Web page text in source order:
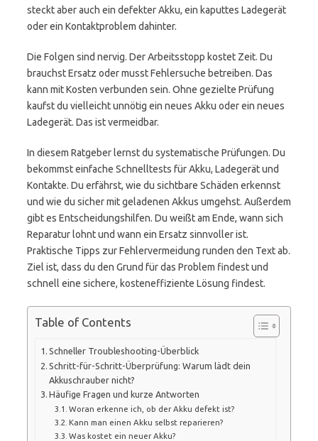
steckt aber auch ein defekter Akku, ein kaputtes Ladegerät
oder ein Kontaktproblem dahinter.
Die Folgen sind nervig. Der Arbeitsstopp kostet Zeit. Du
brauchst Ersatz oder musst Fehlersuche betreiben. Das
kann mit Kosten verbunden sein. Ohne gezielte Prüfung
kaufst du vielleicht unnötig ein neues Akku oder ein neues
Ladegerät. Das ist vermeidbar.
In diesem Ratgeber lernst du systematische Prüfungen. Du
bekommst einfache Schnelltests für Akku, Ladegerät und
Kontakte. Du erfährst, wie du sichtbare Schäden erkennst
und wie du sicher mit geladenen Akkus umgehst. Außerdem
gibt es Entscheidungshilfen. Du weißt am Ende, wann sich
Reparatur lohnt und wann ein Ersatz sinnvoller ist.
Praktische Tipps zur Fehlervermeidung runden den Text ab.
Ziel ist, dass du den Grund für das Problem findest und
schnell eine sichere, kosteneffiziente Lösung findest.
Table of Contents
Schneller Troubleshooting-Überblick
Schritt-für-Schritt-Überprüfung: Warum lädt dein
Akkuschrauber nicht?
Häufige Fragen und kurze Antworten
Woran erkenne ich, ob der Akku defekt ist?
Kann man einen Akku selbst reparieren?
Was kostet ein neuer Akku?